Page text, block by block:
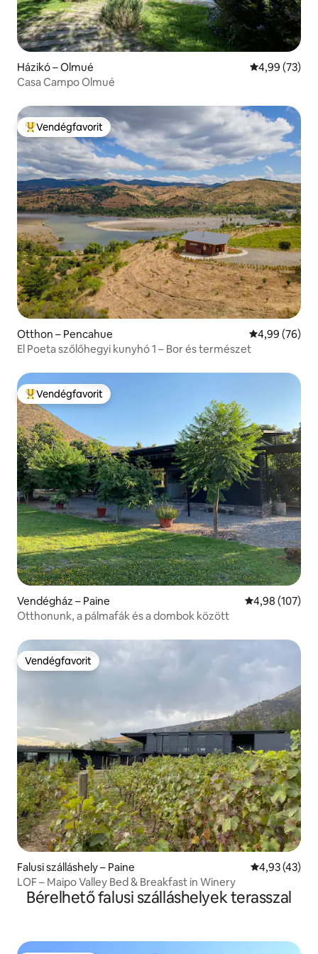
Házikó – Olmué Átlagos
4,99 (73)
Casa Campo Olmué
Kiemelt vendégfavorit
Vendégfavorit
Otthon – Pencahue Átlagos
4,99 (76)
El Poeta szőlőhegyi kunyhó 1 – Bor és természet
Kiemelt vendégfavorit
Vendégfavorit
Vendégház – Paine Átlagos
4,98 (107)
Otthonunk, a pálmafák és a dombok között
Vendégfavorit
Vendégfavorit
Falusi szálláshely – Paine Átlagos
4,93 (43)
LOF – Maipo Valley Bed & Breakfast in Winery
Bérelhető falusi szálláshelyek terasszal